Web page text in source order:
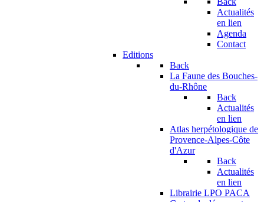
Actualités
en lien
Agenda
Contact
Editions
Back
La Faune des Bouches-
du-Rhône
Back
Actualités
en lien
Atlas herpétologique de
Provence-Alpes-Côte
d'Azur
Back
Actualités
en lien
Librairie LPO PACA